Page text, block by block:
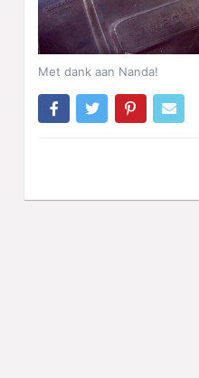
Met dank aan Nanda!